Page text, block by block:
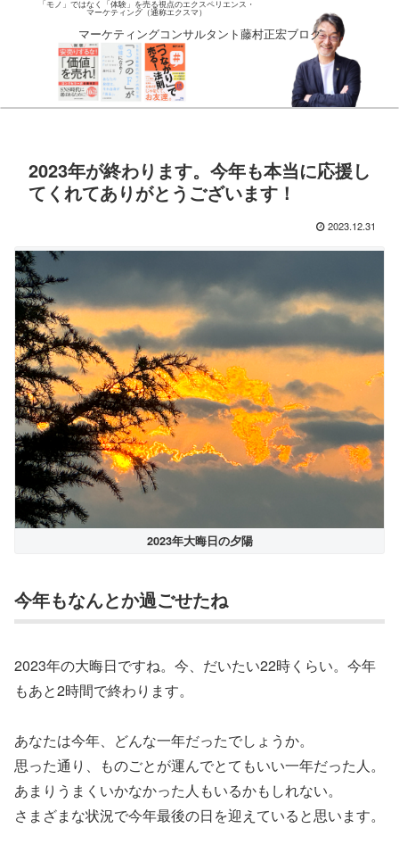
「モノ」ではなく「体験」を売る視点のエクスペリエンス・
マーケティング（通称エクスマ）
マーケティングコンサルタント藤村正宏ブログ
2023年が終わります。今年も本当に応援し
てくれてありがとうございます！
2023.12.31
2023年大晦日の夕陽
今年もなんとか過ごせたね
2023年の大晦日ですね。今、だいたい22時くらい。今年
もあと2時間で終わります。
あなたは今年、どんな一年だったでしょうか。
思った通り、ものごとが運んでとてもいい一年だった人。
あまりうまくいかなかった人もいるかもしれない。
さまざまな状況で今年最後の日を迎えていると思います。